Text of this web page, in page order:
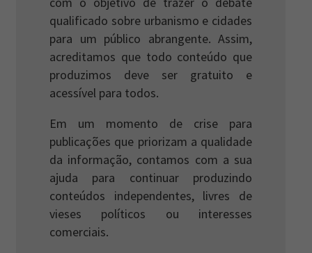
qualificado sobre urbanismo e cidades
para um público abrangente. Assim,
acreditamos que todo conteúdo que
produzimos deve ser gratuito e
acessível para todos.
Em um momento de crise para
publicações que priorizam a qualidade
da informação, contamos com a sua
ajuda para continuar produzindo
conteúdos independentes, livres de
vieses políticos ou interesses
comerciais.